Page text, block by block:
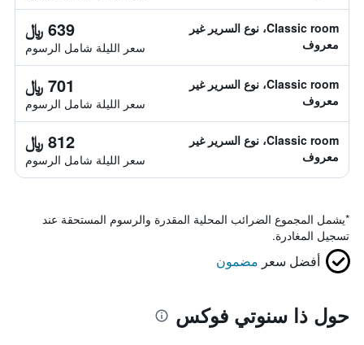
Classic room، نوع السرير غير
معروف
639 ﷼
سعر الليلة شامل الرسوم
Classic room، نوع السرير غير
معروف
701 ﷼
سعر الليلة شامل الرسوم
Classic room، نوع السرير غير
معروف
812 ﷼
سعر الليلة شامل الرسوم
*يشمل المجموع الضرائب المحلية المقدرة والرسوم المستحقة عند
تسجيل المغادرة.
أفضل سعر مضمون
حول ذا سنوتي فوكس